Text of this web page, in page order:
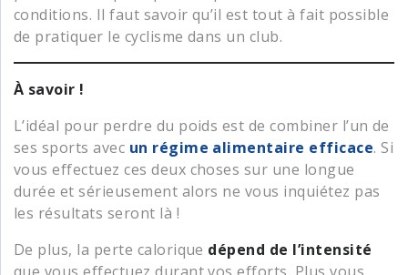
conditions. Il faut savoir qu’il est tout à fait possible
de pratiquer le cyclisme dans un club.
À savoir !
L’idéal pour perdre du poids est de combiner l’un de
ses sports avec un régime alimentaire efficace. Si
vous effectuez ces deux choses sur une longue
durée et sérieusement alors ne vous inquiétez pas
les résultats seront là !
De plus, la perte calorique dépend de l’intensité
que vous effectuez durant vos efforts. Plus vous